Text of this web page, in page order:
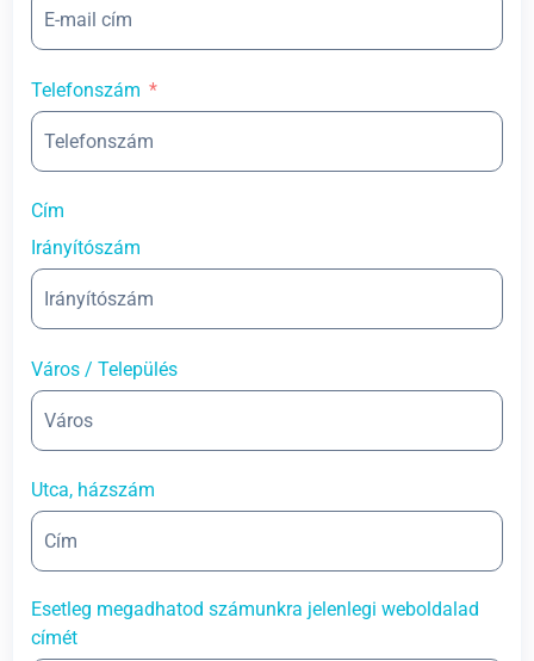
Telefonszám
Cím
Irányítószám
Város / Település
Utca, házszám
Esetleg megadhatod számunkra jelenlegi weboldalad
címét